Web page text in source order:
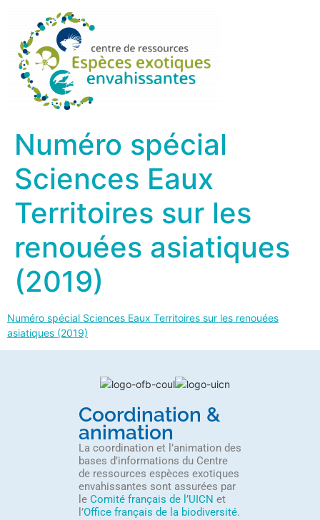
Numéro spécial
Sciences Eaux
Territoires sur les
renouées asiatiques
(2019)
Numéro spécial Sciences Eaux Territoires sur les renouées
asiatiques (2019)
Coordination &
animation
La coordination et l’animation des
bases d’informations du Centre
de ressources espèces exotiques
envahissantes sont assurées par
le Comité français de l’UICN et
l’Office français de la biodiversité.